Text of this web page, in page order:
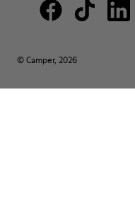
© Camper, 2026